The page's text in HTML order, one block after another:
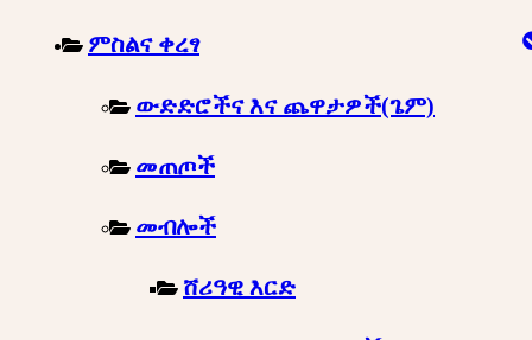
ምስልና ቀረፃ
ውድድሮችና እና ጨዋታዎች(ጌም)
መጠጦች
መብሎች
ሸሪዓዊ እርድ